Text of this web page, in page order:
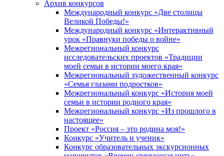
Архив конкурсов
Международный конкурс «Две столицы
Великой Победы!»
Международный конкурс «Интерактивный
урок «Правнуки победы о войне»
Межрегиональный конкурс
исследовательских проектов «Традиции
моей семьи в истории моего края»
Межрегиональный художественный конкурс
«Семья глазами подростков»
Межрегиональный конкурс «История моей
семьи в истории родного края»
Межрегиональный конкурс «Из прошлого в
настоящее»
Проект «Россия – это родина моя!»
Конкурс «Учитель и ученик»
Конкурс образовательных экскурсионных